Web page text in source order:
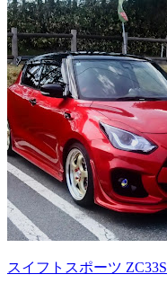
スイフトスポーツ ZC33S